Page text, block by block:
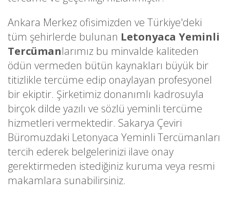
Ankara Merkez ofisimizden ve Türkiye'deki
tüm şehirlerde bulunan Letonyaca Yeminli
Tercümanlarımız bu minvalde kaliteden
ödün vermeden bütün kaynakları büyük bir
titizlikle tercüme edip onaylayan profesyonel
bir ekiptir. Şirketimiz donanımlı kadrosuyla
birçok dilde yazılı ve sözlü yeminli tercüme
hizmetleri vermektedir. Sakarya Çeviri
Büromuzdaki Letonyaca Yeminli Tercümanları
tercih ederek belgelerinizi ilave onay
gerektirmeden istediğiniz kuruma veya resmi
makamlara sunabilirsiniz.